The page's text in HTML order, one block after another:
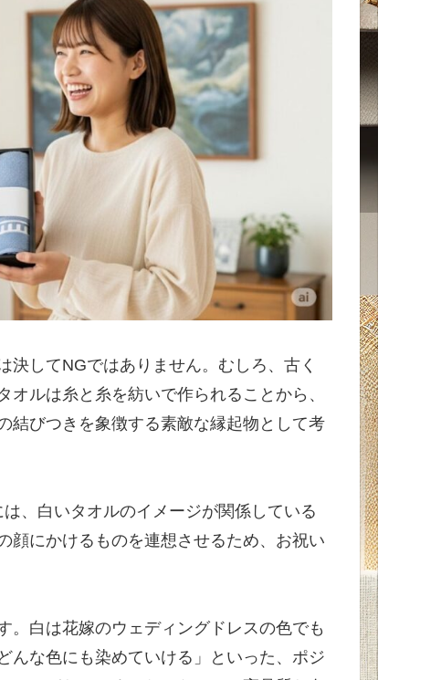
してNGではありません。むしろ、古く
ルは糸と糸を紡いで作られることから、
結びつきを象徴する素敵な縁起物として考
、白いタオルのイメージが関係している
顔にかけるものを連想させるため、お祝い
。白は花嫁のウェディングドレスの色でも
んな色にも染めていける」といった、ポジ